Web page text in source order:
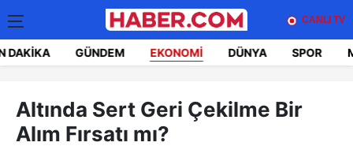
CANLI TV
DAKIKA GÜNDEM EKONOMI DÜNYA SPOR
Altında Sert Geri Çekilme Bir
Alım Fırsatı mı?